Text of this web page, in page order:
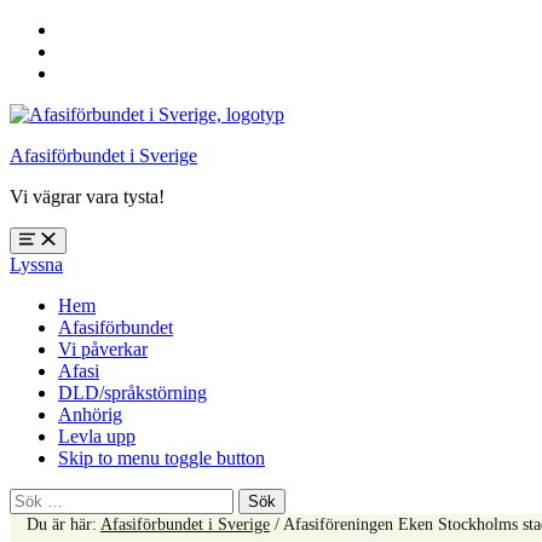
sidfoten
Afasiförbundet i Sverige
Vi vägrar vara tysta!
Öppna
meny:
%s
Lyssna
Hem
Afasiförbundet
Vi påverkar
Afasi
DLD/språkstörning
Anhörig
Levla upp
Skip to menu toggle button
Sök
efter:Du är här: Afasiförbundet i Sverige /Afasiföreningen Eken Stockholms